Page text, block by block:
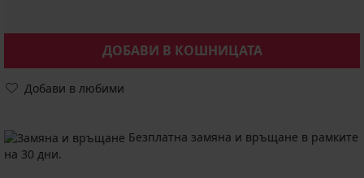
ДОБАВИ В КОШНИЦАТА
Добави в любими
Безплатна замяна и връщане в рамките
на 30 дни.